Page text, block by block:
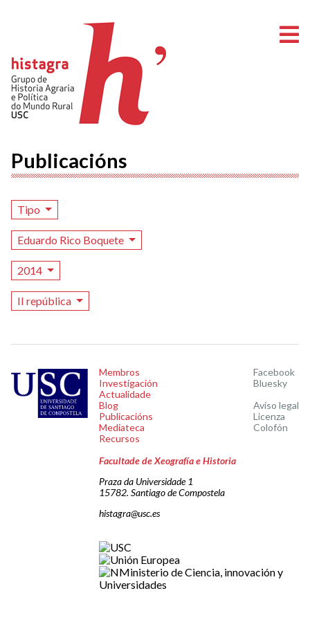
Publicacións
Tipo
Eduardo Rico Boquete
2014
II república
Membros
Investigación
Actualidade
Blog
Publicacións
Mediateca
Recursos
Facebook
Bluesky
Aviso legal
Licenza
Colofón
Facultade de Xeografía e Historia
Praza da Universidade 1
15782. Santiago de Compostela
histagra@usc.es